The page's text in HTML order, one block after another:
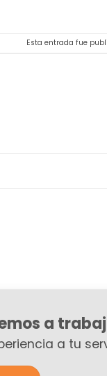
Esta entrada fue
a
a tu